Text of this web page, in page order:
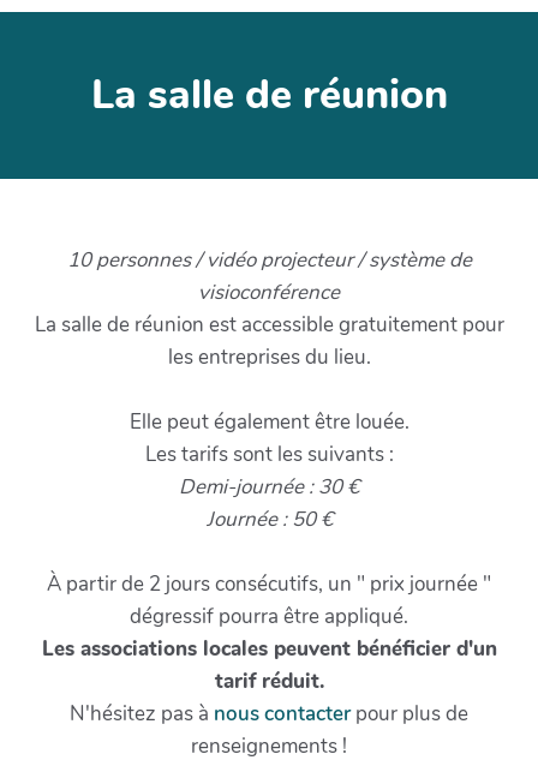
La salle de réunion
10 personnes / vidéo projecteur / système de
visioconférence
La salle de réunion est accessible gratuitement pour
les entreprises du lieu.
Elle peut également être louée.
Les tarifs sont les suivants :
Demi-journée : 30 €
Journée : 50 €
À partir de 2 jours consécutifs, un " prix journée "
dégressif pourra être appliqué.
Les associations locales peuvent bénéficier d'un
tarif réduit.
N'hésitez pas à nous contacterpour plus de
renseignements !